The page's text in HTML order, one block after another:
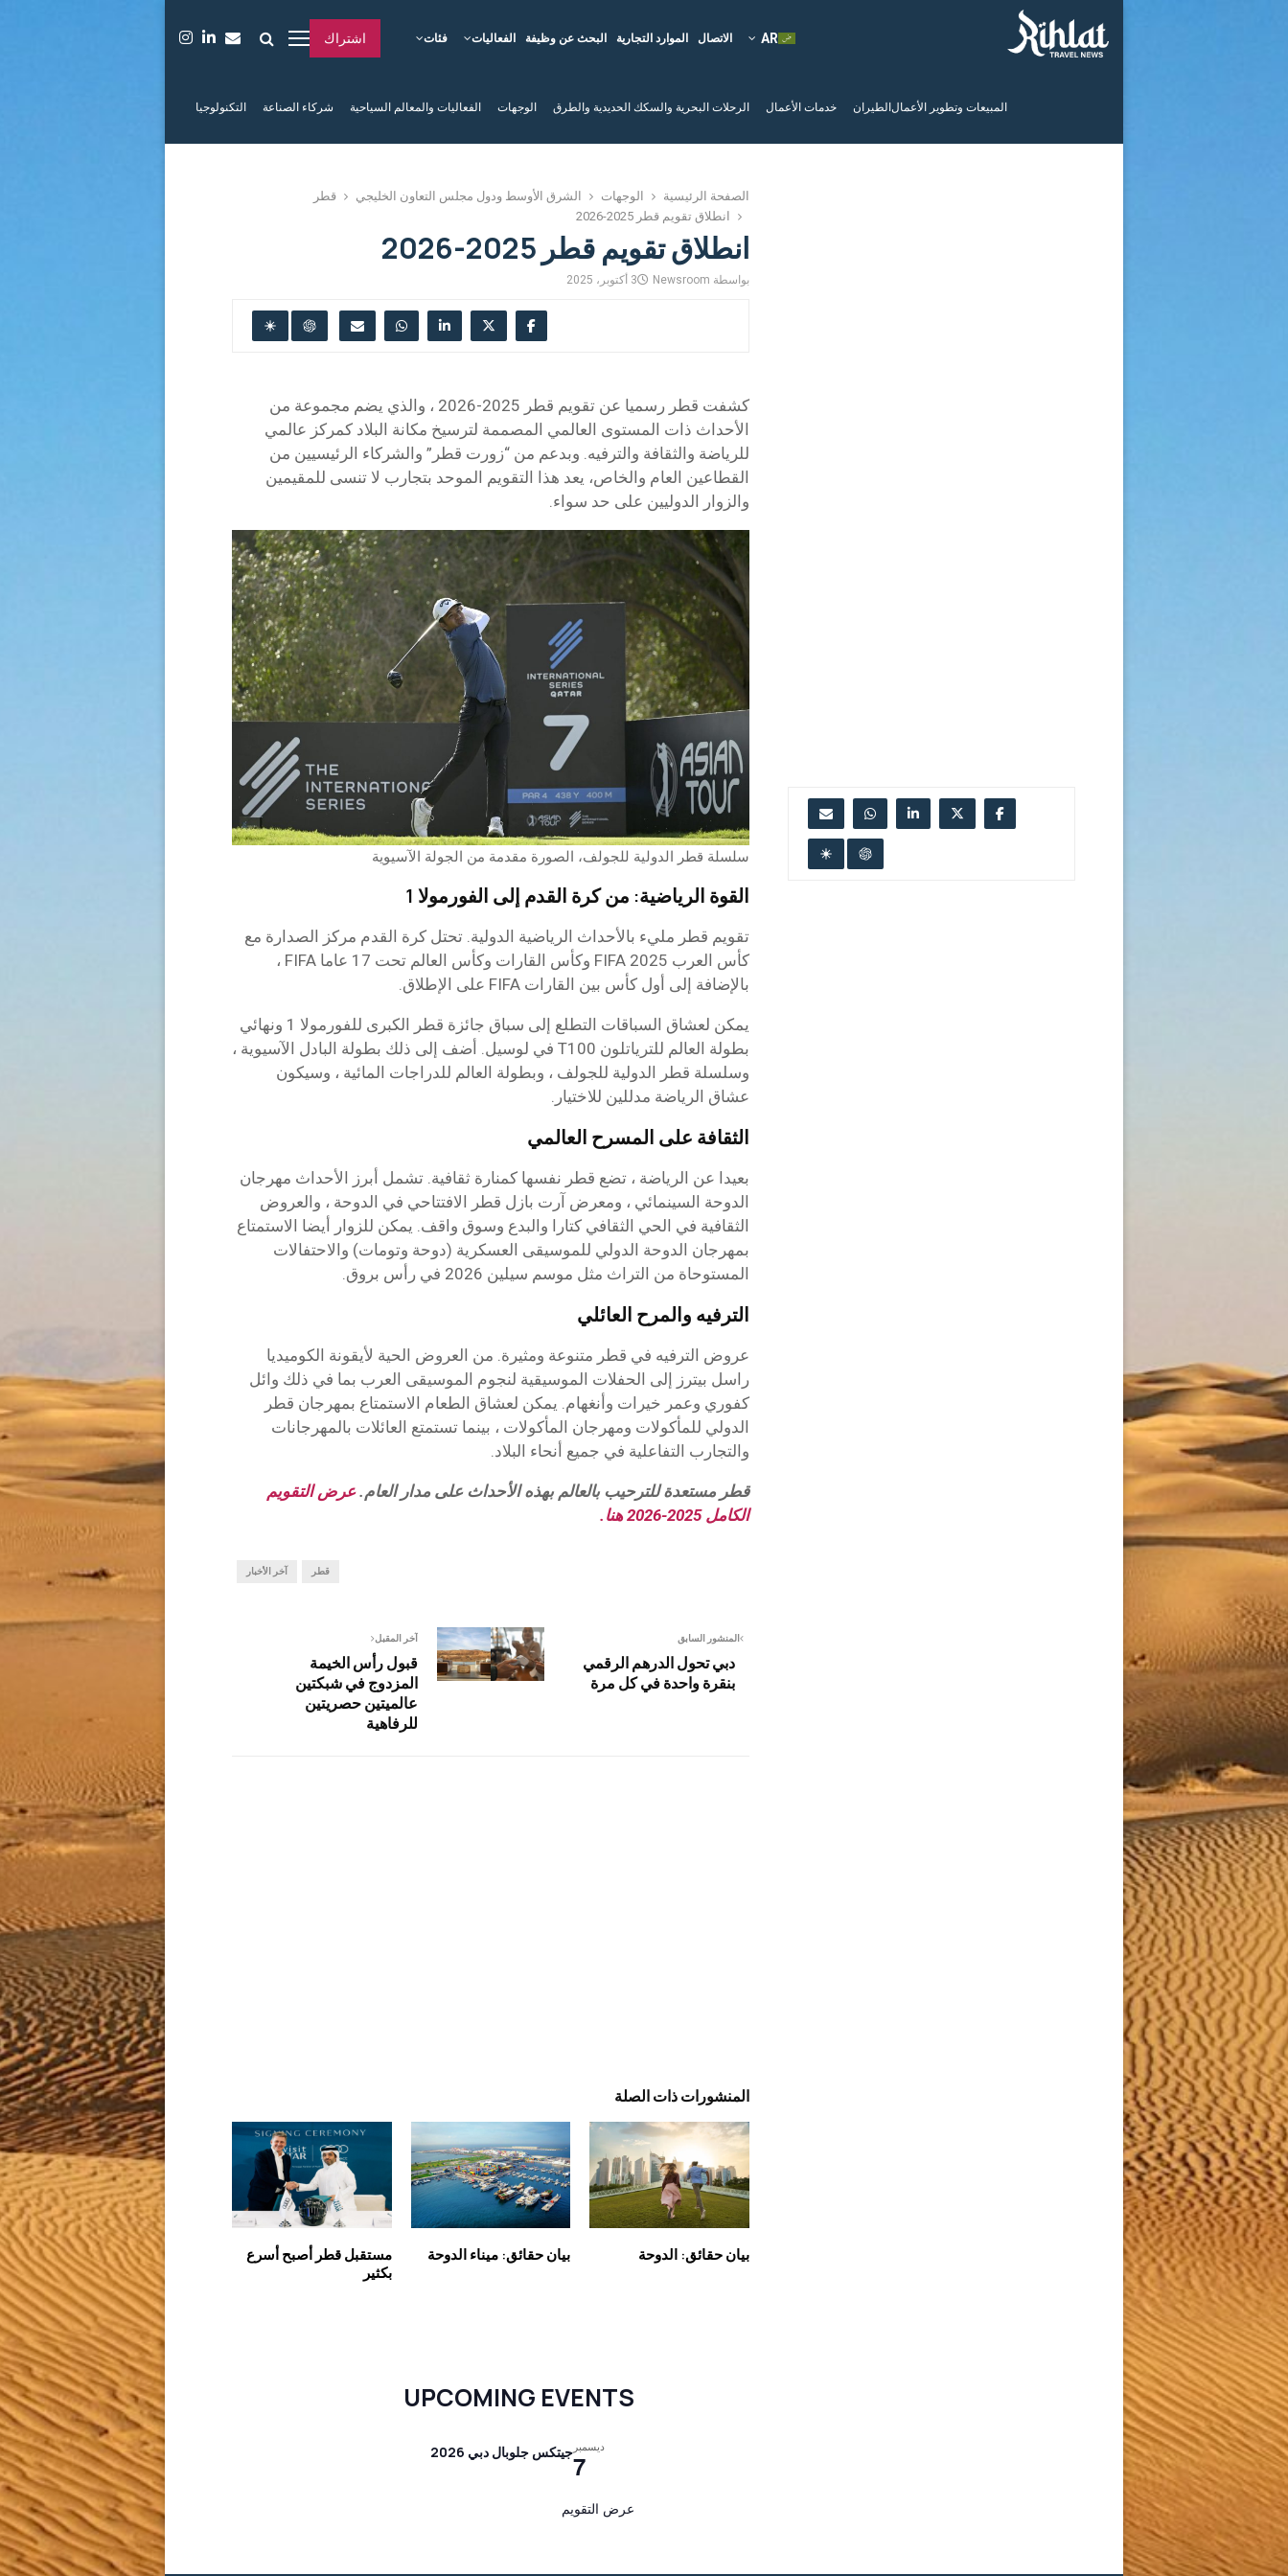
فئات الفعاليات البحث عن وظيفة الموارد التجارية الاتصال اشتراك
المبيعات وتطوير الأعمال الطيران خدمات الأعمال الرحلات البحرية والسكك الحديدية والطرق الوجهات الفعاليات والمعالم السياحية شركاء الصناعة التكنولوجيا
الصفحة الرئيسية الوجهات الشرق الأوسط ودول مجلس التعاون الخليجي
قطر
انطلاق تقويم قطر 2025-2026
انطلاق تقويم قطر 2025-2026
بواسطة Newsroom 3 أكتوبر، 2025
كشفت قطر رسميا عن تقويم قطر 2025-2026 ، والذي يضم مجموعة من
الأحداث ذات المستوى العالمي المصممة لترسيخ مكانة البلاد كمركز عالمي
للرياضة والثقافة والترفيه. وبدعم من “زورت قطر” والشركاء الرئيسيين من
القطاعين العام والخاص، يعد هذا التقويم الموحد بتجارب لا تنسى للمقيمين
والزوار الدوليين على حد سواء.
سلسلة قطر الدولية للجولف، الصورة مقدمة من الجولة الآسيوية
القوة الرياضية: من كرة القدم إلى الفورمولا 1
تقويم قطر مليء بالأحداث الرياضية الدولية. تحتل كرة القدم مركز الصدارة مع
كأس العرب FIFA 2025 وكأس القارات وكأس العالم تحت 17 عاما FIFA ،
بالإضافة إلى أول كأس بين القارات FIFA على الإطلاق.
يمكن لعشاق السباقات التطلع إلى سباق جائزة قطر الكبرى للفورمولا 1 ونهائي
بطولة العالم للترياتلون T100 في لوسيل. أضف إلى ذلك بطولة البادل الآسيوية ،
وسلسلة قطر الدولية للجولف ، وبطولة العالم للدراجات المائية ، وسيكون
عشاق الرياضة مدللين للاختيار.
الثقافة على المسرح العالمي
بعيدا عن الرياضة ، تضع قطر نفسها كمنارة ثقافية. تشمل أبرز الأحداث مهرجان
الدوحة السينمائي ، ومعرض آرت بازل قطر الافتتاحي في الدوحة ، والعروض
الثقافية في الحي الثقافي كتارا والبدع وسوق واقف. يمكن للزوار أيضا الاستمتاع
بمهرجان الدوحة الدولي للموسيقى العسكرية (دوحة وتومات) والاحتفالات
المستوحاة من التراث مثل موسم سيلين 2026 في رأس بروق.
الترفيه والمرح العائلي
عروض الترفيه في قطر متنوعة ومثيرة. من العروض الحية لأيقونة الكوميديا
راسل بيترز إلى الحفلات الموسيقية لنجوم الموسيقى العرب بما في ذلك وائل
كفوري وعمر خيرات وأنغهام. يمكن لعشاق الطعام الاستمتاع بمهرجان قطر
الدولي للمأكولات ومهرجان المأكولات ، بينما تستمتع العائلات بالمهرجانات
والتجارب التفاعلية في جميع أنحاء البلاد.
قطر مستعدة للترحيب بالعالم بهذه الأحداث على مدار العام.عرض التقويم
الكامل 2025-2026 هنا.
آخر الأخبار قطر
المنشور السابق
دبي تحول الدرهم الرقمي
بنقرة واحدة في كل مرة
آخر المقبل
قبول رأس الخيمة
المزدوج في شبكتين
عالميتين حصريتين
للرفاهية
المنشورات ذات الصلة
مستقبل قطر أصبح أسرع
بكثير
بيان حقائق: ميناء الدوحة بيان حقائق: الدوحة
UPCOMING EVENTS
ديسمبر
7جيتكس جلوبال دبي 2026
عرض التقويم